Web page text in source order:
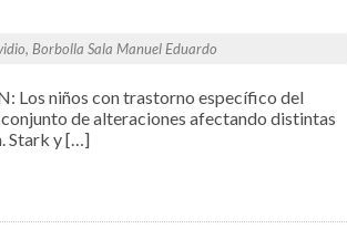
Borbolla Sala Manuel Eduardo
Los niños con trastorno específico del
de alteraciones afectando distintas
Stark y […]